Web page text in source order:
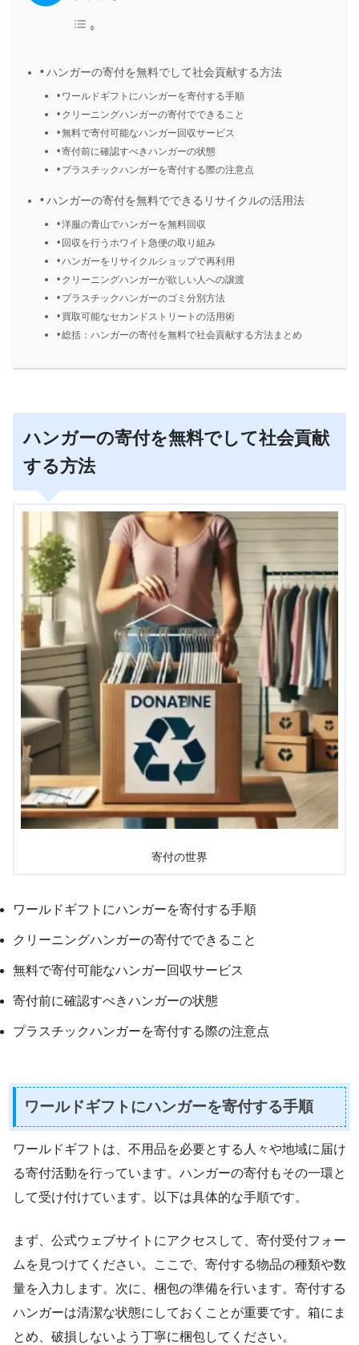
ハンガーの寄付を無料でして社会貢献する方法
ワールドギフトにハンガーを寄付する手順
クリーニングハンガーの寄付でできること
無料で寄付可能なハンガー回収サービス
寄付前に確認すべきハンガーの状態
プラスチックハンガーを寄付する際の注意点
ハンガーの寄付を無料でできるリサイクルの活用法
洋服の青山でハンガーを無料回収
回収を行うホワイト急便の取り組み
ハンガーをリサイクルショップで再利用
クリーニングハンガーが欲しい人への譲渡
プラスチックハンガーのゴミ分別方法
買取可能なセカンドストリートの活用術
総括：ハンガーの寄付を無料で社会貢献する方法まとめ
ハンガーの寄付を無料でして社会貢献
する方法
寄付の世界
ワールドギフトにハンガーを寄付する手順
クリーニングハンガーの寄付でできること
無料で寄付可能なハンガー回収サービス
寄付前に確認すべきハンガーの状態
プラスチックハンガーを寄付する際の注意点
ワールドギフトにハンガーを寄付する手順
ワールドギフトは、不用品を必要とする人々や地域に届け
る寄付活動を行っています。ハンガーの寄付もその一環と
して受け付けています。以下は具体的な手順です。
まず、公式ウェブサイトにアクセスして、寄付受付フォー
ムを見つけてください。ここで、寄付する物品の種類や数
量を入力します。次に、梱包の準備を行います。寄付する
ハンガーは清潔な状態にしておくことが重要です。箱にま
とめ、破損しないよう丁寧に梱包してください。